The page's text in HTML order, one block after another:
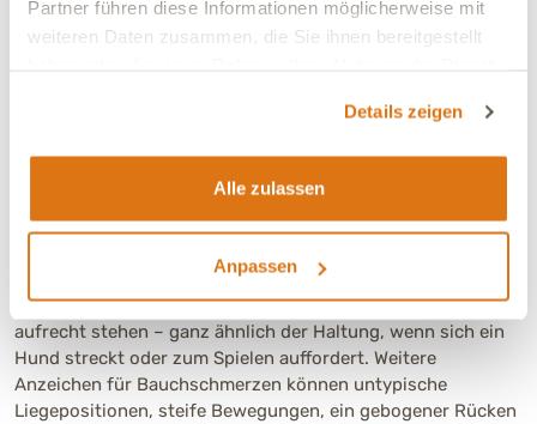
Partner führen diese Informationen möglicherweise mit
weiteren Daten zusammen, die Sie ihnen bereitgestellt
Details zeigen
Alle zulassen
Anpassen
Erschöpfung, Mattigkeit, Lustlosigkeit
Dehydration (Flüssigkeitsdefizit)
Heller bis manchmal weißlicher Stuhlgang
Die Gebetsstellung kann ein Hinweis auf Bauchschmerzen
die sogenannte „Gebetsstellung“ ein: Hierbei bleibt der
Vorderkörper flach am Boden, während die Hinterbeine
aufrecht stehen – ganz ähnlich der Haltung, wenn sich ein
Hund streckt oder zum Spielen auffordert. Weitere
Anzeichen für Bauchschmerzen können untypische
Liegepositionen, steife Bewegungen, ein gebogener Rücken